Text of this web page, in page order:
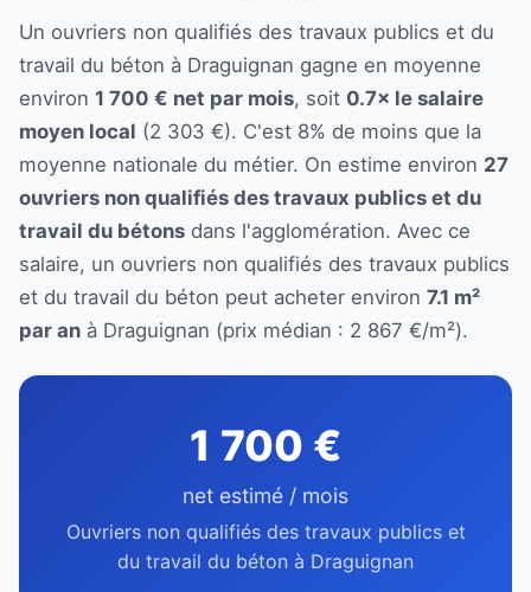
Un ouvriers non qualifiés des travaux publics et du
travail du béton à Draguignan gagne en moyenne
environ 1 700 € net par mois, soit 0.7× le salaire
moyen local (2 303 €). C'est 8% de moins que la
moyenne nationale du métier. On estime environ 27
ouvriers non qualifiés des travaux publics et du
travail du bétons dans l'agglomération. Avec ce
salaire, un ouvriers non qualifiés des travaux publics
et du travail du béton peut acheter environ 7.1 m²
par an à Draguignan (prix médian : 2 867 €/m²).
1 700 €
net estimé / mois
Ouvriers non qualifiés des travaux publics et
du travail du béton à Draguignan